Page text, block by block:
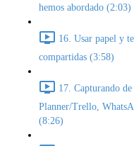
hemos abordado (2:03)
16. Usar papel y
compartidas (3:58)
17. Capturando
Planner/Trello,
(8:26)